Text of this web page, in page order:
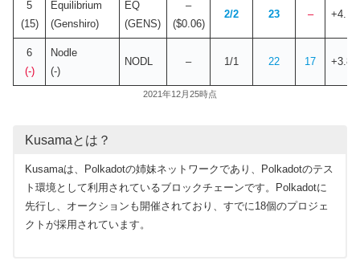
5
(15)
Equilibrium
(Genshiro)
EQ
(GENS)
–
($0.06)
2/2 23 – +4.1
6
(-)
Nodle
(-)
NODL – 1/1 22 17 +3.8
2021年12月25時点
Kusamaとは？
Kusamaは、Polkadotの姉妹ネットワークであり、Polkadotのテス
ト環境として利用されているブロックチェーンです。Polkadotに
先行し、オークションも開催されており、すでに18個のプロジェ
クトが採用されています。